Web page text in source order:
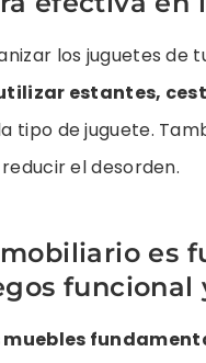
los juguetes de
estantes,
tipo de juguete.
el desorden.
es
funcional
muebles